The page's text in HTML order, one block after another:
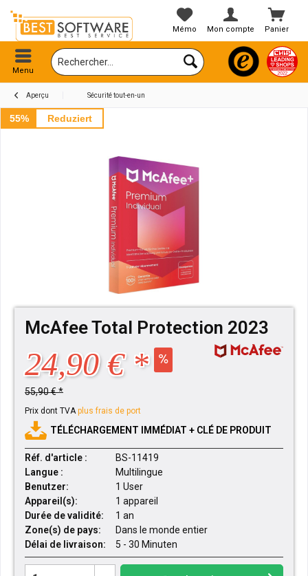
Panier
Mémo Mon compte
Menu
Aperçu Sécurité tout-en-un
55% Reduziert
McAfee Total Protection 2023
24,90 € *
55,90 € *
Prix dont TVAplus frais de port
TÉLÉCHARGEMENT IMMÉDIAT + CLÉ DE PRODUIT
Réf. d'article :
BS-11419
Langue :
Multilingue
Benutzer:
1 User
Appareil(s):
1 appareil
Durée de validité:
1 an
Zone(s) de pays:
Dans le monde entier
Délai de livraison:
5 - 30 Minuten